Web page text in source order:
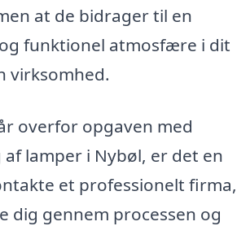
at de bidrager til en
funktionel atmosfære i dit
virksomhed.
overfor opgaven med
lamper i Nybøl, er det en
et professionelt firma,
dig gennem processen og